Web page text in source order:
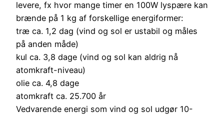
levere, fx hvor mange timer en 100W lyspære kan
brænde på 1 kg af forskellige energiformer:
træ ca. 1,2 dag (vind og sol er ustabil og måles
på anden måde)
kul ca. 3,8 dage (vind og sol kan aldrig nå
atomkraft-niveau)
olie ca. 4,8 dage
atomkraft ca. 25.700 år
Vedvarende energi som vind og sol udgør 10-